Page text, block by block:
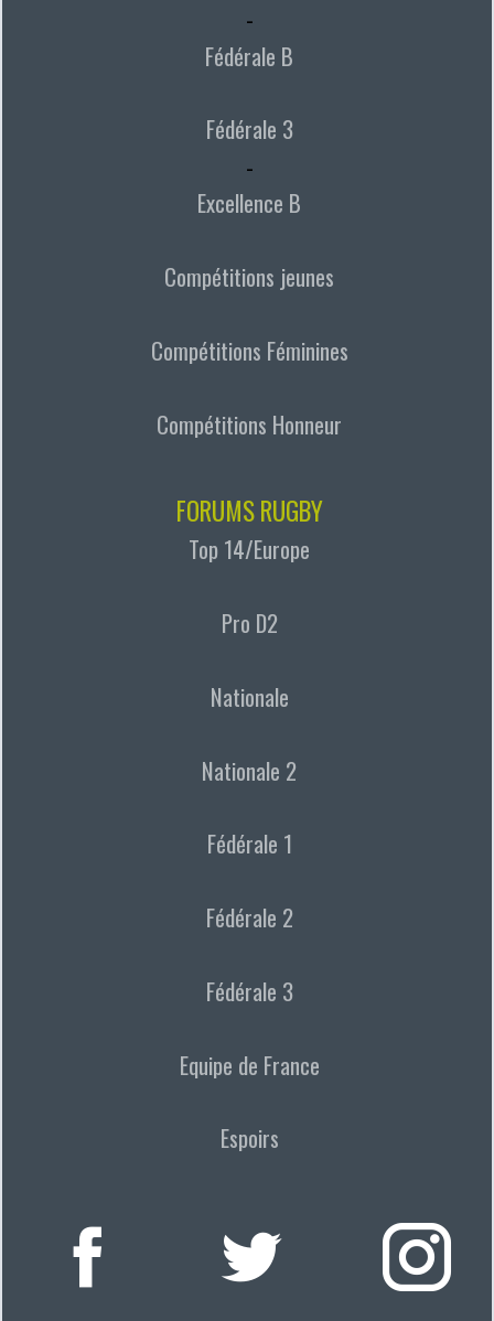
-
Fédérale B
Fédérale 3
-
Excellence B
Compétitions jeunes
Compétitions Féminines
Compétitions Honneur
FORUMS RUGBY
Top 14/Europe
Pro D2
Nationale
Nationale 2
Fédérale 1
Fédérale 2
Fédérale 3
Equipe de France
Espoirs